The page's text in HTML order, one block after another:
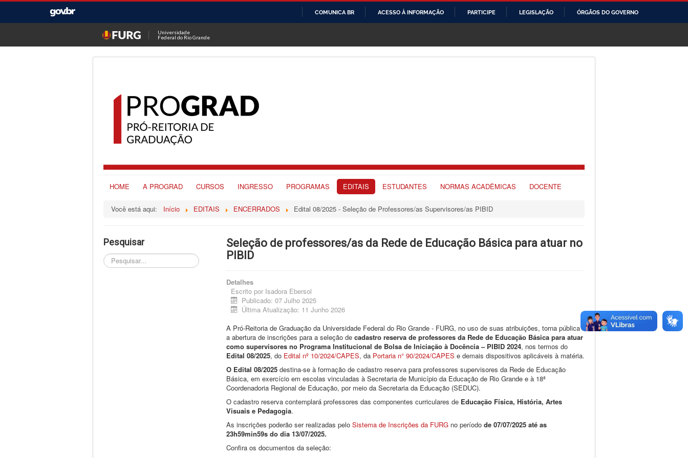
O
CONTEÚDO
COMUNICA BR ACESSO À INFORMAÇÃO PARTICIPE LEGISLAÇÃO ÓRGÃOS DO GOVERNO
Universidade
Federal do Rio Grande
HOME A PROGRAD CURSOS INGRESSO PROGRAMAS EDITAIS ESTUDANTES NORMAS ACADÊMICAS DOCENTE
Você está aqui: Início EDITAIS ENCERRADOS Edital 08/2025 - Seleção de Professores/as Supervisores/as PIBID
Pesquisar
Pesquisar...
Seleção de professores/as da Rede de Educação Básica para atuar no
PIBID
Detalhes
Escrito por Isadora Ebersol
Publicado: 07 Julho 2025
Última Atualização: 11 Junho 2026
A Pró-Reitoria de Graduação da Universidade Federal do Rio Grande - FURG, no uso de suas atribuições, torna pública
a abertura de inscrições para a seleção de cadastro reserva de professores da Rede de Educação Básica para atuar
como supervisores no Programa Institucional de Bolsa de Iniciação à Docência – PIBID 2024, nos termos do
Edital 08/2025, do Edital nº 10/2024/CAPES, da Portaria n° 90/2024/CAPES e demais dispositivos aplicáveis à matéria.
O Edital 08/2025 destina-se à formação de cadastro reserva para professores supervisores da Rede de Educação
Básica, em exercício em escolas vinculadas à Secretaria de Município da Educação de Rio Grande e à 18ª
Coordenadoria Regional de Educação, por meio da Secretaria da Educação (SEDUC).
O cadastro reserva contemplará professores das componentes curriculares de Educação Física, História, Artes
Visuais e Pedagogia.
As inscrições poderão ser realizadas pelo Sistema de Inscrições da FURG no período de 07/07/2025 até as
23h59min59s do dia 13/07/2025.
Confira os documentos da seleção: